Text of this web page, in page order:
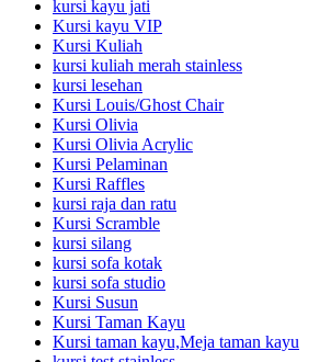
kursi kayu jati
Kursi kayu VIP
Kursi Kuliah
kursi kuliah merah stainless
kursi lesehan
Kursi Louis/Ghost Chair
Kursi Olivia
Kursi Olivia Acrylic
Kursi Pelaminan
Kursi Raffles
kursi raja dan ratu
Kursi Scramble
kursi silang
kursi sofa kotak
kursi sofa studio
Kursi Susun
Kursi Taman Kayu
Kursi taman kayu,Meja taman kayu